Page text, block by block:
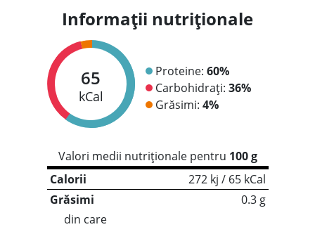
Informații nutriționale
65
kCal
Proteine: 60%
Carbohidrați: 36%
Grăsimi: 4%
Valori medii nutriționale pentru 100 g
Calorii
272 kj / 65 kCal
Grăsimi
0.3 g
din care